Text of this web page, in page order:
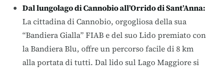
Dal lungolago di Cannobio all’Orrido di Sant’Anna:
La cittadina di Cannobio, orgogliosa della sua
“Bandiera Gialla” FIAB e del suo Lido premiato con
la Bandiera Blu, offre un percorso facile di 8 km
alla portata di tutti. Dal lido sul Lago Maggiore si